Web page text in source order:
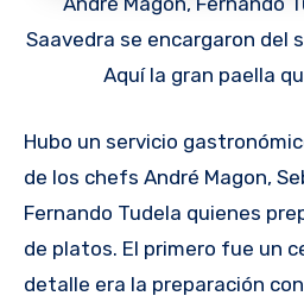
Saavedra se encargaron del
Aquí la gran paella
Hubo un servicio
de los chefs André Magon,
Fernando Tudela quienes
de platos. El primero fue un
detalle era la preparación